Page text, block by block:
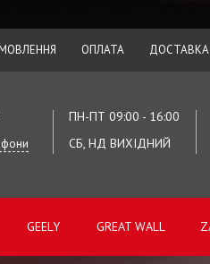
ОПЛАТА ДОСТАВКА
ПН-ПТ 09:00 - 16:00
СБ, НД ВИХІДНИЙ
GEELY GREAT WALL